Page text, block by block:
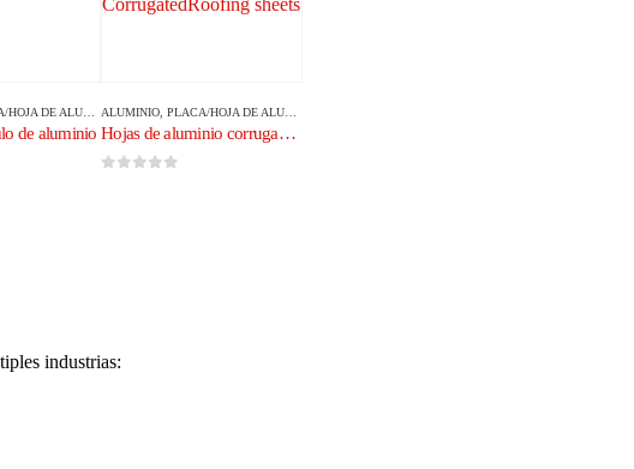
DE ALUMINIO
de aluminio
ALUMINIO PLACA/HOJA DE ALUMINIO
Hojas de aluminio corrugado/techado
industrias: